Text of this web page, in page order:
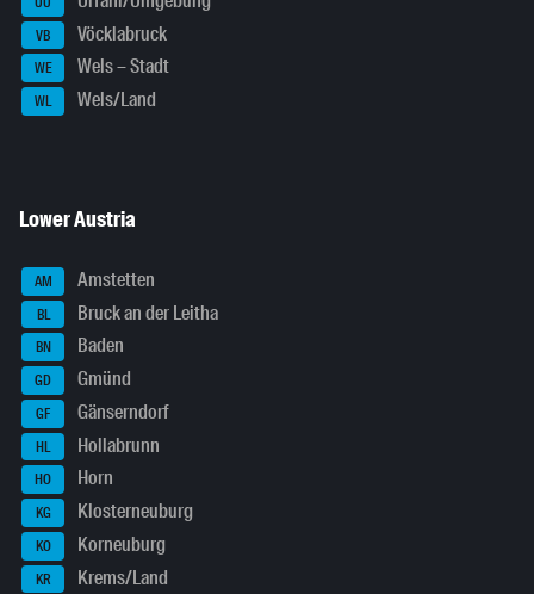
VB Vöcklabruck
WE Wels – Stadt
WL Wels/Land
Lower Austria
AM Amstetten
BL Bruck an der Leitha
BN Baden
GD Gmünd
GF Gänserndorf
HL Hollabrunn
HO Horn
KG Klosterneuburg
KO Korneuburg
KR Krems/Land